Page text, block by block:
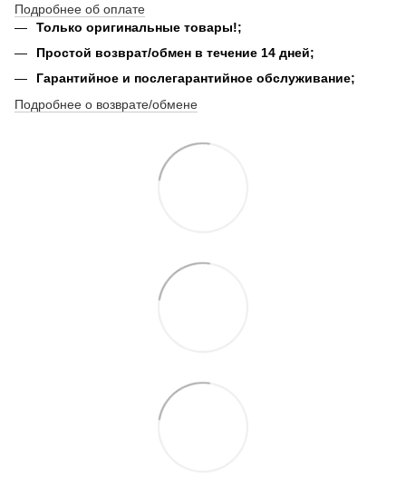
Подробнее об оплате
Только оригинальные товары!;
Простой возврат/обмен в течение 14 дней;
Гарантийное и послегарантийное обслуживание;
Подробнее о возврате/обмене